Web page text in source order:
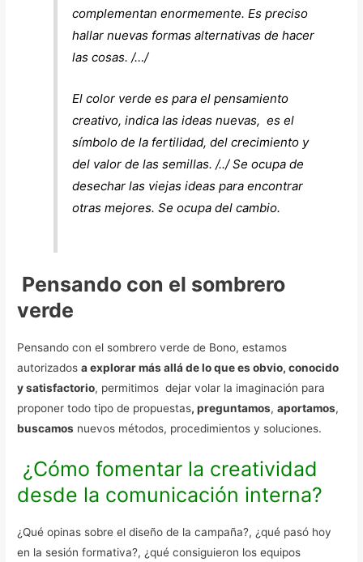
complementan enormemente. Es preciso
hallar nuevas formas alternativas de hacer
las cosas. /…/
El color verde es para el pensamiento
creativo, indica las ideas nuevas, es el
símbolo de la fertilidad, del crecimiento y
del valor de las semillas. /../ Se ocupa de
desechar las viejas ideas para encontrar
otras mejores. Se ocupa del cambio.
Pensando con el sombrero
verde
Pensando con el sombrero verde de Bono, estamos
autorizadosa explorar más allá de lo que es obvio, conocido
y satisfactorio, permitimos dejar volar la imaginación para
proponer todo tipo de propuestas, preguntamos,aportamos,
buscamos nuevos métodos, procedimientos y soluciones.
¿Cómo fomentar la creatividad
desde la comunicación interna?
¿Qué opinas sobre el diseño de la campaña?, ¿qué pasó hoy
en la sesión formativa?, ¿qué consiguieron los equipos